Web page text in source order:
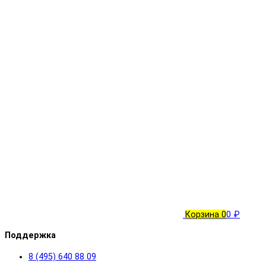
Корзина 00 ₽
Поддержка
8 (495) 640 88 09